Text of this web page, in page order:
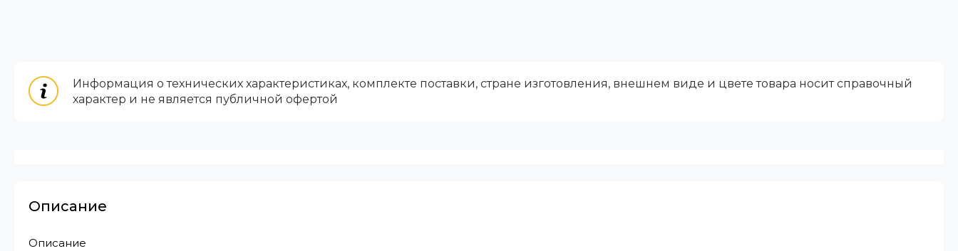
Информация о технических характеристиках, комплекте поставки, стране изготовления, внешнем виде и цвете товара носит справочный
характер и не является публичной офертой
Описание
Описание